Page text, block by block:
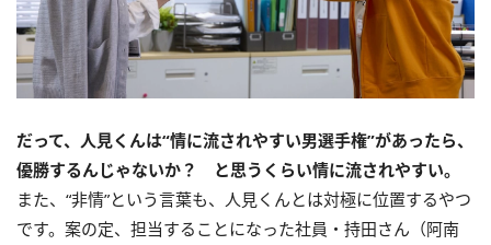
だって、人見くんは“情に流されやすい男選手権”があったら、
優勝するんじゃないか？ と思うくらい情に流されやすい。
また、“非情”という言葉も、人見くんとは対極に位置するやつ
です。案の定、担当することになった社員・持田さん（阿南